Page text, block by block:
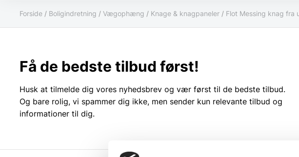
Forside / Boligindretning / Vægophæng / Knage & knagpaneler / Flot Messing knag fra
Få de bedste tilbud først!
Husk at tilmelde dig vores nyhedsbrev og vær først til de bedste tilbud.
Og bare rolig, vi spammer dig ikke, men sender kun relevante tilbud og
informationer til dig.